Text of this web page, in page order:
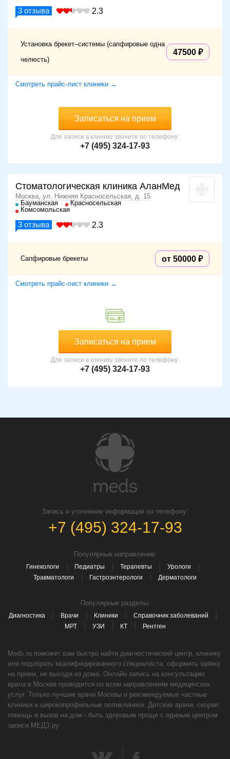
3 отзыва 2.3
Установка брекет–системы (сапфировые одна
челюсть)
47500
Смотреть прайс-лист клиники →
Записаться на прием
Для записи в клинику звоните по телефону:
+7 (495) 324-17-93
Стоматологическая клиника АланМед
Москва, ул. Нижняя Красносельская, д. 15
Бауманская
Красносельская
Комсомольская
3 отзыва 2.3
Сапфировые брекеты от 50000
Смотреть прайс-лист клиники →
Записаться на прием
Для записи в клинику звоните по телефону:
+7 (495) 324-17-93
Запись и уточнение информации по телефону:
+7 (495) 324-17-93
Популярные направление:
Гинекологи Педиатры Терапевты
Урологи
Травматологи
Гастроэнтерологи Дерматологи
Популярные разделы:
Диагностика Врачи Клиники
Справочник заболеваний
МРТ
УЗИ КТ Рентген
Meds.ru поможет вам быстро найти диагностический центр, клинику
или подобрать квалифицированного специалиста, оформить заявку
на прием, не выходя из дома. Онлайн запись на консультацию
врача в Москве проводится по всем направлениям медицинских
услуг. Только лучшие врачи Москвы и рекомендуемые частные
клиники и широкопрофильные поликлиники. Детские врачи, скорая
помощь и вызов на дом - быть здоровым проще с единым центром
записи МЕДЗ.ру